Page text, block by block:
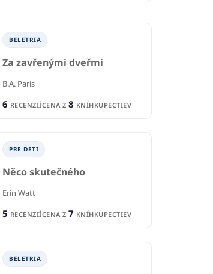
BELETRIA
Za zavřenými dveřmi
B.A. Paris
6 RECENZIÍCENA Z 8 KNÍHKUPECTIEV
PRE DETI
Něco skutečného
Erin Watt
5 RECENZIÍCENA Z 7 KNÍHKUPECTIEV
BELETRIA